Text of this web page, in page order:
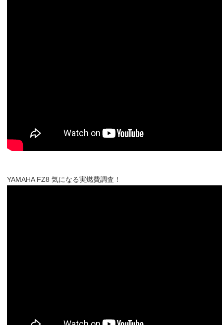
YAMAHA FZ8 気になる実燃費調査！